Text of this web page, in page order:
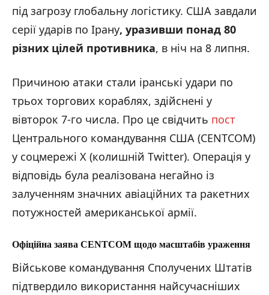
під загрозу глобальну логістику. США завдали
серії ударів по Ірану, уразивши понад 80
різних цілей противника, в ніч на 8 липня.
Причиною атаки стали іранські удари по
трьох торгових кораблях, здійснені у
вівторок 7-го числа. Про це свідчить пост
Центрального командування США (CENTCOM)
у соцмережі Х (колишній Twitter). Операція у
відповідь була реалізована негайно із
залученням значних авіаційних та ракетних
потужностей американської армії.
Офіційна заява CENTCOM щодо масштабів ураження
Військове командування Сполучених Штатів
підтвердило використання найсучасніших